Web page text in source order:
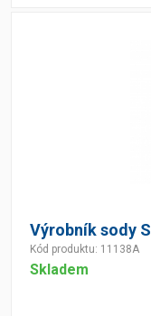
Výrobník sody
Kód produktu: 11138A
Skladem